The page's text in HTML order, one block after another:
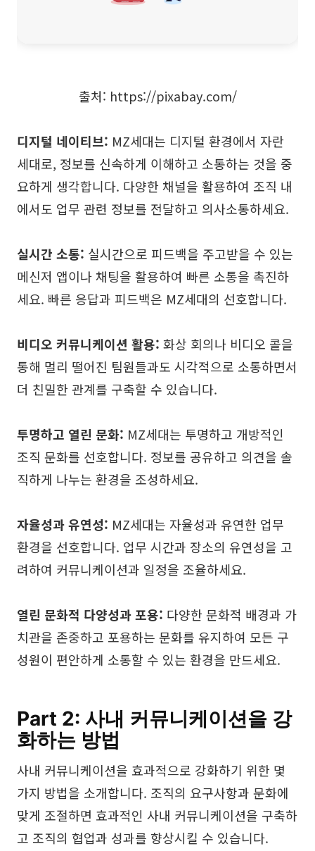
출처: https://pixabay.com/
디지털 네이티브: MZ세대는 디지털 환경에서 자란
세대로, 정보를 신속하게 이해하고 소통하는 것을 중
요하게 생각합니다. 다양한 채널을 활용하여 조직 내
에서도 업무 관련 정보를 전달하고 의사소통하세요.
실시간 소통: 실시간으로 피드백을 주고받을 수 있는
메신저 앱이나 채팅을 활용하여 빠른 소통을 촉진하
세요. 빠른 응답과 피드백은 MZ세대의 선호합니다.
비디오 커뮤니케이션 활용: 화상 회의나 비디오 콜을
통해 멀리 떨어진 팀원들과도 시각적으로 소통하면서
더 친밀한 관계를 구축할 수 있습니다.
투명하고 열린 문화: MZ세대는 투명하고 개방적인
조직 문화를 선호합니다. 정보를 공유하고 의견을 솔
직하게 나누는 환경을 조성하세요.
자율성과 유연성: MZ세대는 자율성과 유연한 업무
환경을 선호합니다. 업무 시간과 장소의 유연성을 고
려하여 커뮤니케이션과 일정을 조율하세요.
열린 문화적 다양성과 포용: 다양한 문화적 배경과 가
치관을 존중하고 포용하는 문화를 유지하여 모든 구
성원이 편안하게 소통할 수 있는 환경을 만드세요.
Part 2: 사내 커뮤니케이션을 강
화하는 방법
사내 커뮤니케이션을 효과적으로 강화하기 위한 몇
가지 방법을 소개합니다. 조직의 요구사항과 문화에
맞게 조절하면 효과적인 사내 커뮤니케이션을 구축하
고 조직의 협업과 성과를 향상시킬 수 있습니다.